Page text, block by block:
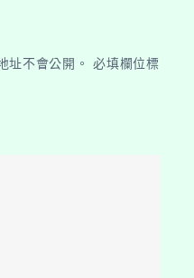
址不會公開。 必填欄位標